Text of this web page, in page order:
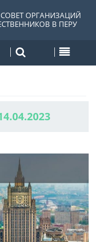
ОРГАНИЗАЦИЙ
В ПЕРУ